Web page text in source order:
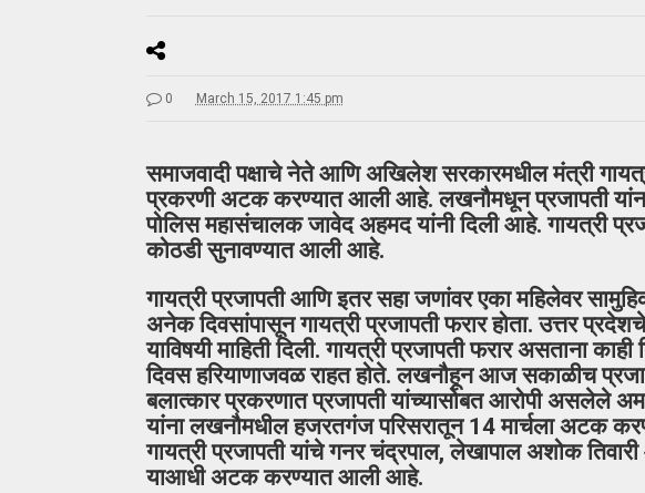
0 March 15, 2017 1:45 pm
समाजवादी पक्षाचे नेते आणि अखिलेश सरकारमधील मंत्री
प्रकरणी अटक करण्यात आली आहे. लखनौमधून प्रजापती
पोलिस महासंचालक जावेद अहमद यांनी दिली आहे. गायत्री
कोठडी सुनावण्यात आली आहे.
गायत्री प्रजापती आणि इतर सहा जणांवर एका महिलेवर
अनेक दिवसांपासून गायत्री प्रजापती फरार होता. उत्तर
याविषयी माहिती दिली. गायत्री प्रजापती फरार असताना
दिवस हरियाणाजवळ राहत होते. लखनौहून आज सकाळीच
बलात्कार प्रकरणात प्रजापती यांच्यासोबत आरोपी असलेले
यांना लखनौमधील हजरतगंज परिसरातून 14 मार्चला अटक
गायत्री प्रजापती यांचे गनर चंद्रपाल, लेखापाल अशोक
याआधी अटक करण्यात आली आहे.